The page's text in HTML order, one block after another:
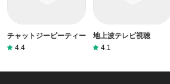
チャットジーピーティー
4.4
地上波テレビ視聴
4.1